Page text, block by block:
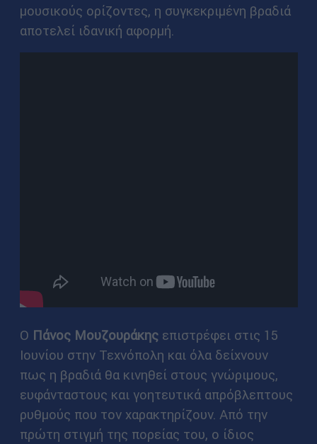
μουσικούς ορίζοντες, η συγκεκριμένη βραδιά
αποτελεί ιδανική αφορμή.
Ο Πάνος Μουζουράκηςεπιστρέφει στις 15
Ιουνίου στην Τεχνόπολη και όλα δείχνουν
πως η βραδιά θα κινηθεί στους γνώριμους,
ευφάνταστους και γοητευτικά απρόβλεπτους
ρυθμούς που τον χαρακτηρίζουν. Από την
πρώτη στιγμή της πορείας του, ο ίδιος